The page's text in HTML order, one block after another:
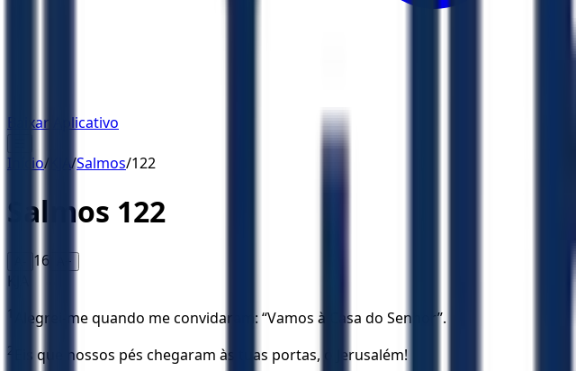
Baixar Aplicativo
Início/ KJA/Salmos/122
Salmos 122
16 A+
KJA
1 Alegrei-me quando me convidaram: “Vamos à Casa do Senhor”.
2 Eis que nossos pés chegaram às tuas portas, ó Jerusalém!